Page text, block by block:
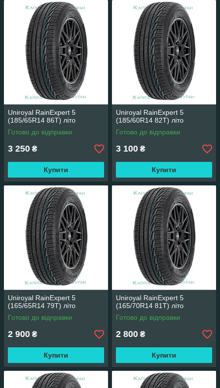
Uniroyal RainExpert 5
(185/65R14 86T) літо
Готово до відправки
3 250 ₴
Купити
Uniroyal RainExpert 5
(185/60R14 82T) літо
Готово до відправки
3 100 ₴
Купити
Uniroyal RainExpert 5
(165/65R14 79T) літо
Готово до відправки
2 900 ₴
Купити
Uniroyal RainExpert 5
(165/70R14 81T) літо
Готово до відправки
2 800 ₴
Купити